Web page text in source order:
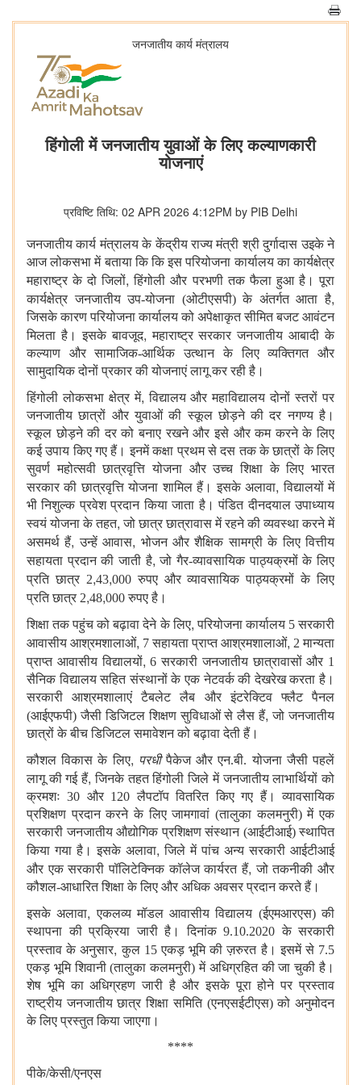
जनजातीय कार्य मंत्रालय
हिंगोली में जनजातीय युवाओं के लिए कल्याणकारी
योजनाएं
प्रविष्टि तिथि: 02 APR 2026 4:12PM by PIB Delhi
जनजातीय कार्य मंत्रालय के केंद्रीय राज्य मंत्री श्री दुर्गादास उइके ने
आज लोकसभा में बताया कि कि इस परियोजना कार्यालय का कार्यक्षेत्र
महाराष्ट्र के दो जिलों,हिंगोली और परभणीतक फैला हुआ है। पूरा
कार्यक्षेत्र जनजातीय उप-योजना (ओटीएसपी) के अंतर्गत आता है,
जिसके कारण परियोजना कार्यालय को अपेक्षाकृत सीमित बजट आवंटन
मिलता है। इसके बावजूद,महाराष्ट्र सरकार जनजातीय आबादी के
कल्याण और सामाजिक-आर्थिक उत्थान के लिए व्यक्तिगत और
सामुदायिक दोनों प्रकार की योजनाएं लागू कर रही है।
हिंगोली लोकसभा क्षेत्र में,विद्यालय और महाविद्यालय दोनों स्तरों पर
जनजातीय छात्रों और युवाओं की स्कूल छोड़ने की दर नगण्य है।
स्कूल छोड़ने की दर को बनाए रखने और इसे और कम करने के लिए
कई उपाय किए गए हैं। इनमें कक्षा प्रथम से दस तक के छात्रों के लिए
सुवर्ण महोत्सवी छात्रवृत्ति योजना और उच्च शिक्षा के लिए भारत
सरकार की छात्रवृत्ति योजना शामिल हैं। इसके अलावा,विद्यालयों में
भी निशुल्क प्रवेश प्रदान किया जाता है। पंडित दीनदयाल उपाध्याय
स्वयं योजना के तहत,जो छात्र छात्रावास में रहने की व्यवस्था करने में
असमर्थ हैं,उन्हें आवास, भोजन और शैक्षिक सामग्री के लिए वित्तीय
सहायता प्रदान की जाती है,जो गैर-व्यावसायिक पाठ्यक्रमों के लिए
प्रति छात्र 2,43,000 रुपए और व्यावसायिक पाठ्यक्रमों के लिए
प्रति छात्र 2,48,000 रुपए है।
शिक्षा तक पहुंच को बढ़ावा देने के लिए,परियोजना कार्यालय 5 सरकारी
आवासीय आश्रमशालाओं, 7सहायता प्राप्त आश्रमशालाओं, 2मान्यता
प्राप्त आवासीय विद्यालयों,6 सरकारी जनजातीय छात्रावासों और 1
सैनिक विद्यालय सहित संस्थानों के एक नेटवर्क की देखरेख करता है।
सरकारी आश्रमशालाएं टैबलेट लैब और इंटरेक्टिव फ्लैट पैनल
(आईएफपी) जैसी डिजिटल शिक्षण सुविधाओं से लैस हैं,जो जनजातीय
छात्रों के बीच डिजिटल समावेशन को बढ़ावा देती हैं।
कौशल विकास के लिए, परधीपैकेज और एन.बी. योजना जैसी पहलें
लागू की गई हैं,जिनके तहत हिंगोली जिले में जनजातीय लाभार्थियों को
क्रमशः 30 और 120 लैपटॉप वितरित किए गए हैं। व्यावसायिक
प्रशिक्षण प्रदान करने के लिए जामगावां (तालुका कलमनुरी) में एक
सरकारी जनजातीय औद्योगिक प्रशिक्षण संस्थान (आईटीआई) स्थापित
किया गया है। इसके अलावा,जिले में पांच अन्य सरकारी आईटीआई
और एक सरकारी पॉलिटेक्निक कॉलेज कार्यरत हैं,जो तकनीकी और
कौशल-आधारित शिक्षा के लिए और अधिक अवसर प्रदान करते हैं।
इसके अलावा,एकलव्य मॉडल आवासीय विद्यालय (ईएमआरएस) की
स्थापना की प्रक्रिया जारी है। दिनांक 9.10.2020 के सरकारी
प्रस्ताव के अनुसार,कुल 15 एकड़ भूमि की ज़रुरत है। इसमें से 7.5
एकड़ भूमि शिवानी (तालुका कलमनुरी) में अधिग्रहित की जा चुकी है।
शेष भूमि का अधिग्रहण जारी है और इसके पूरा होने पर प्रस्ताव
राष्ट्रीय जनजातीय छात्र शिक्षा समिति (एनएसईटीएस) को अनुमोदन
के लिए प्रस्तुत किया जाएगा।
****
पीके/केसी/एनएस